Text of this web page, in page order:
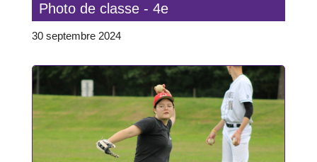
Photo de classe - 4e
30 septembre 2024